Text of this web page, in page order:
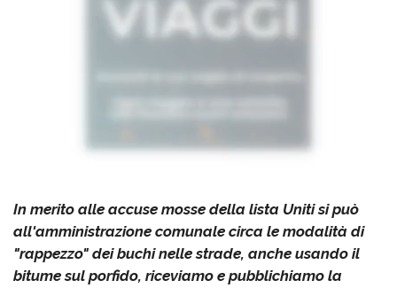
In merito alle accuse mosse della lista Uniti si può
all'amministrazione comunale circa le modalità di
"rappezzo" dei buchi nelle strade, anche usando il
bitume sul porfido, riceviamo e pubblichiamo la